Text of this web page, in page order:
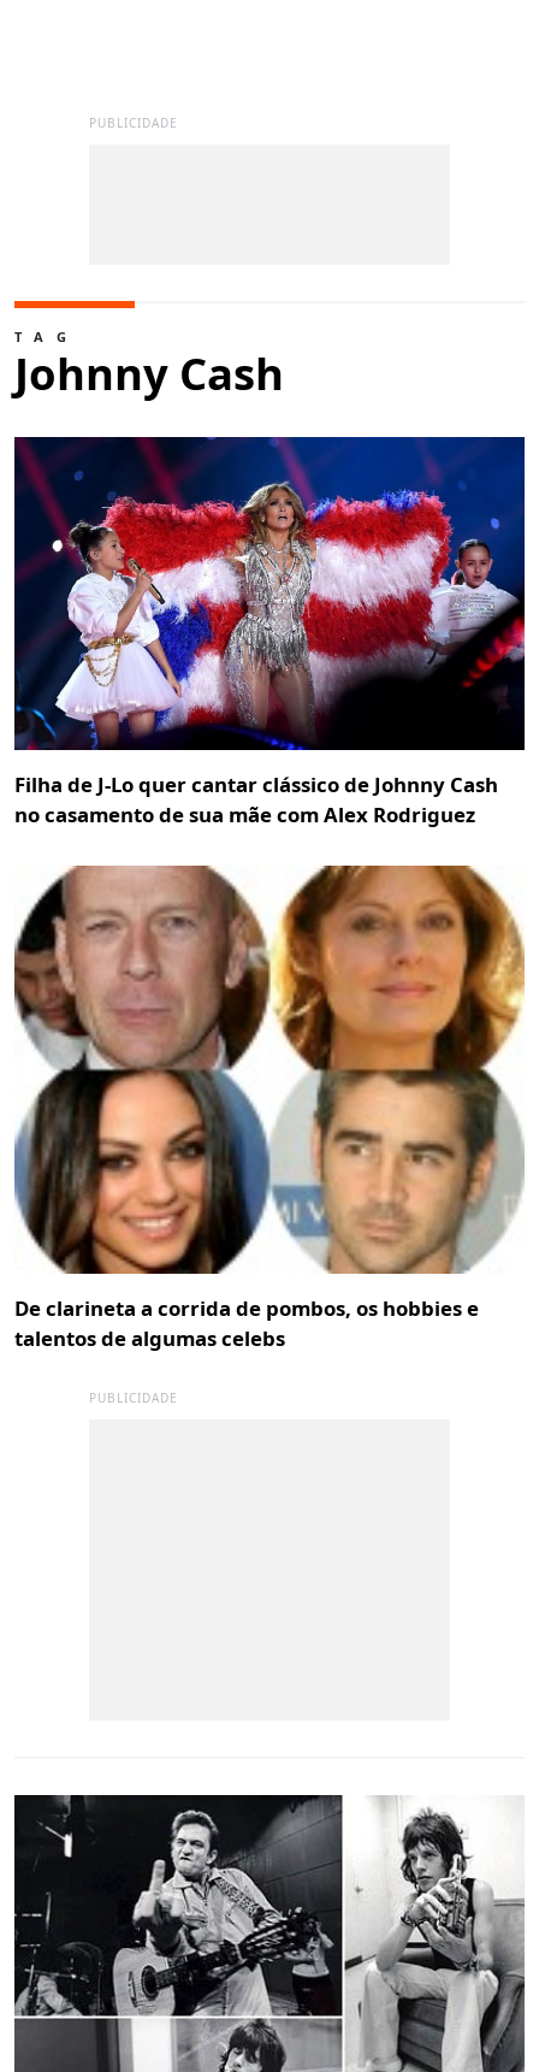
PUBLICIDADE
TAG
Johnny Cash
Filha de J-Lo quer cantar clássico de Johnny Cash
no casamento de sua mãe com Alex Rodriguez
De clarineta a corrida de pombos, os hobbies e
talentos de algumas celebs
PUBLICIDADE